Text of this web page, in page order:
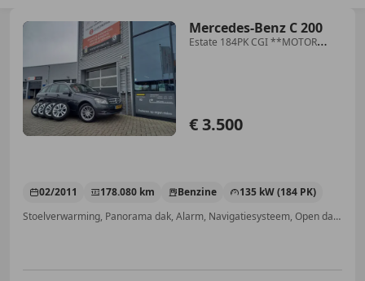
Mercedes-Benz C 200
Estate 184PK CGI **MOTOR
€ 3.500
02/2011 178.080 km Benzine
135 kW (184 PK)
Stoelverwarming, Panorama dak, Alarm, Navigatiesysteem, Open dak, Bluetooth, Elektrisch verstelbare buitenspiegels, Getinte ramen